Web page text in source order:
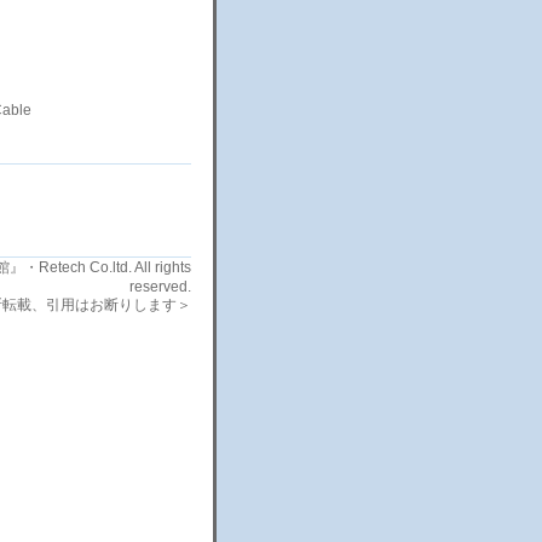
』・Retech Co.ltd. All rights
reserved.
載、引用はお断りします＞